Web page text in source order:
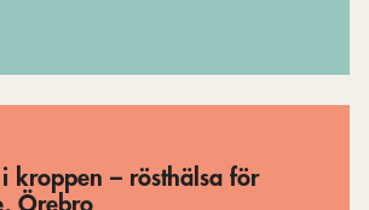
i kroppen – rösthälsa för
Örebro